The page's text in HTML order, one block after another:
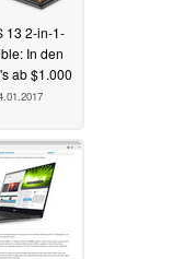
13 2-in-1-
In den
ab $1.000